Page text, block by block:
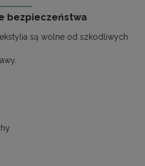
bezpieczeństwa
są wolne od szkodliwych